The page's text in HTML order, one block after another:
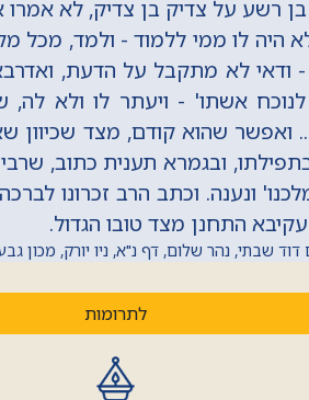
רשע על צדיק בן צדיק, לא אמרו
היה לו ממי ללמוד - ולמד, מכל
ודאי לא מתקבל על הדעת, ואדרבא
אשתו' - ויעתר לו ולא לה,
שהוא קודם, מצד שכיוון
בתפילתו, ובגמרא תענית כתוב,
ונענה. וכתב הרב זכרונו
התחנן מצד טובו הגדול.
שבתי, נהר שלום, דף נ"א, ניו יורק, מכון גבעות עולם,
לתרומות